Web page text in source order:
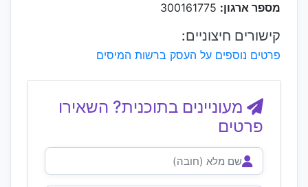
מספר ארגון:
קישורים חיצוניים:
פרטים נוספים על העסק ברשות המיסים
מעוניינים בתוכנית? השאירו
פרטים